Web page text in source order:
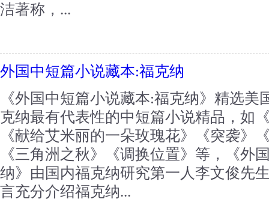
洁著称，...
外国中短篇小说藏本:福克纳
《外国中短篇小说藏本:福克纳》精选美
克纳最有代表性的中短篇小说精品，如
《献给艾米丽的一朵玫瑰花》《突袭》
《三角洲之秋》《调换位置》等，《外
纳》由国内福克纳研究第一人李文俊先
言充分介绍福克纳...